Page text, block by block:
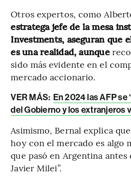
Otros expertos, como
estratega jefe de la mesa
Investments, aseguran que
es una realidad, aunque
sido más evidente en el
mercado accionario.
VER MÁS: En 2024 las AFP se
del Gobierno y los extranjeros
Asimismo, Bernal explica
hoy con el mercado es algo
que pasó en Argentina
Javier Milei”.